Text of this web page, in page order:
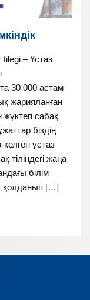
tilegi – Ұстаз
30 000 астам
жарияланған
жүктеп сабақ
біздің
ұстаз
тіліндегі жаңа
білім
қолданып […]